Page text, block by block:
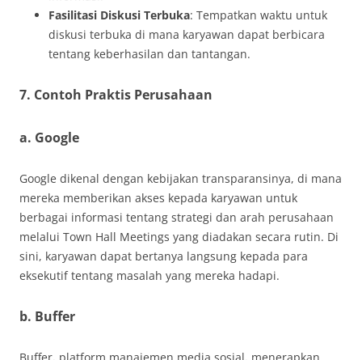
Fasilitasi Diskusi Terbuka: Tempatkan waktu untuk
diskusi terbuka di mana karyawan dapat berbicara
tentang keberhasilan dan tantangan.
7. Contoh Praktis Perusahaan
a. Google
Google dikenal dengan kebijakan transparansinya, di mana
mereka memberikan akses kepada karyawan untuk
berbagai informasi tentang strategi dan arah perusahaan
melalui Town Hall Meetings yang diadakan secara rutin. Di
sini, karyawan dapat bertanya langsung kepada para
eksekutif tentang masalah yang mereka hadapi.
b. Buffer